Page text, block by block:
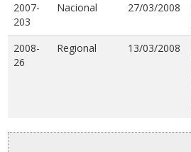
2007-
203
Nacional 27/03/2008
2008-
26
Regional 13/03/2008